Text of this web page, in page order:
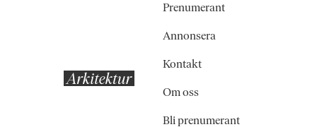
Prenumerant
Annonsera
Kontakt
Om oss
Bli prenumerant